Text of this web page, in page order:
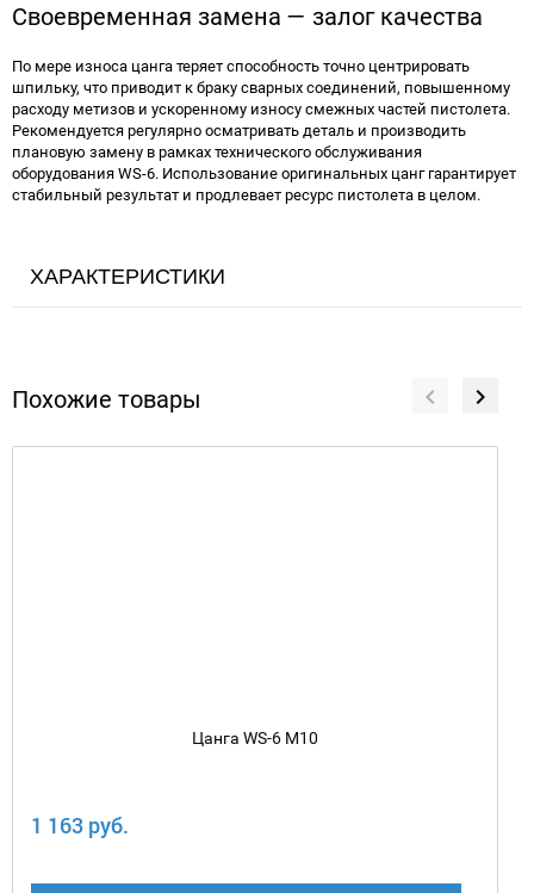
Своевременная замена — залог качества
По мере износа цанга теряет способность точно центрировать
шпильку, что приводит к браку сварных соединений, повышенному
расходу метизов и ускоренному износу смежных частей пистолета.
Рекомендуется регулярно осматривать деталь и производить
плановую замену в рамках технического обслуживания
оборудования WS-6. Использование оригинальных цанг гарантирует
стабильный результат и продлевает ресурс пистолета в целом.
ХАРАКТЕРИСТИКИ
Похожие товары
Цанга WS-6 М10
1 163 руб.